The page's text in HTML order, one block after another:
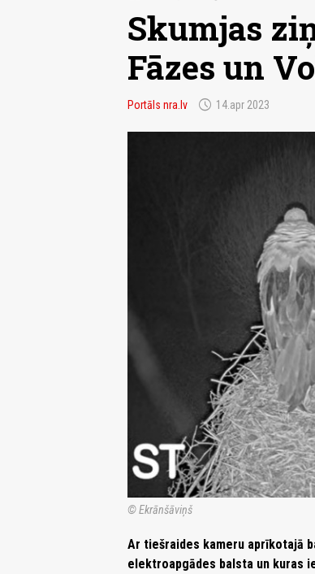
Skumjas
Fāzes un
Portāls nra.lv schedule 14.apr 2023
© Ekrānšāviņš
Ar tiešraides kameru aprīkotajā
elektroapgādes balsta un kuras